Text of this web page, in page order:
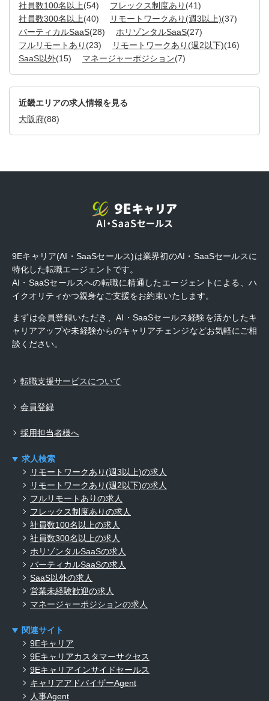
社員数100名以上(54) フレックス制度あり (41)
社員数300名以上(40) リモートワークあり(週3以上)(37)
バーティカルSaaS(28) ホリゾンタルSaaS(27)
フルリモートあり (23) リモートワークあり(週2以下)(16)
SaaS以外(15) マネージャーポジション(7)
近畿エリアの求人情報を見る
大阪府(88)
9Eキャリア(AI・SaaSセールス)は業界初のAI・SaaSセールスに
特化した転職エージェントです。
AI・SaaSセールスへの転職に精通したエージェントによる、ハ
イクオリティかつ親身なご支援をお約束いたします。
まずは会員登録いただき、AI・SaaSセールス経験を活かしたキ
ャリアアップや未経験からのキャリアチェンジなどお気軽にご相
談ください。
転職支援サービスについて
会員登録
採用担当者様へ
求人検索
リモートワークあり(週3以上)の求人
リモートワークあり(週2以下)の求人
フルリモートありの求人
フレックス制度ありの求人
社員数100名以上の求人
社員数300名以上の求人
ホリゾンタルSaaSの求人
バーティカルSaaSの求人
SaaS以外の求人
営業未経験歓迎の求人
マネージャーポジションの求人
関連サイト
9Eキャリア
9Eキャリアカスタマーサクセス
9Eキャリアインサイドセールス
キャリアアドバイザーAgent
人事Agent